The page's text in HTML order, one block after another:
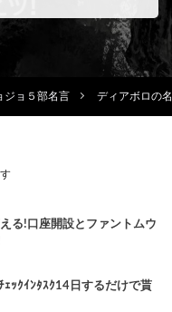
ジョ５部名言 ディアボロの
る!口座開設とファントムウ
ｪｯｸｲﾝﾀｽｸ14日するだけで貰